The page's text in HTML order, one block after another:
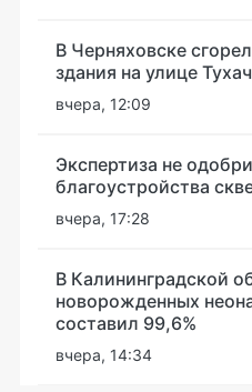
В Черняховске
здания на улице
вчера, 12:09
Экспертиза не
благоустройства
вчера, 17:28
В Калининградской
новорожденных
составил 99,6%
вчера, 14:34